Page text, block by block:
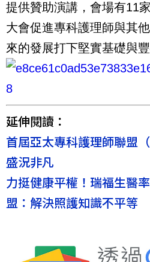
提供贊助演講，會場有11
大會促進專科護理師與其
來的發展打下堅實基礎與豐
延伸閱讀：
首屆亞太專科護理師聯盟
盛況非凡
力挺健康平權！瑞福生醫
盟：解決照護知識不平等